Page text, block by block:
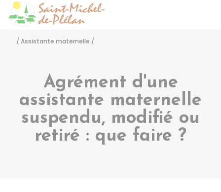
/ Assistante maternelle /
Agrément d'une
assistante maternelle
suspendu, modifié ou
retiré : que faire ?